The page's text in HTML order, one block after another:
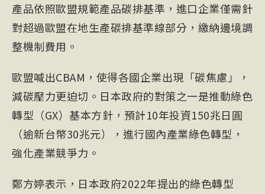
產品依照歐盟規範產品碳排基準，進口企業僅需針
對超過歐盟在地生產碳排基準線部分，繳納邊境調
整機制費用。
歐盟喊出CBAM，使得各國企業出現「碳焦慮」，
減碳壓力更迫切。日本政府的對策之一是推動綠色
轉型（GX）基本方針，預計10年投資150兆日圓
（逾新台幣30兆元），進行國內產業綠色轉型，
強化產業競爭力。
鄭方婷表示，日本政府2022年提出的綠色轉型